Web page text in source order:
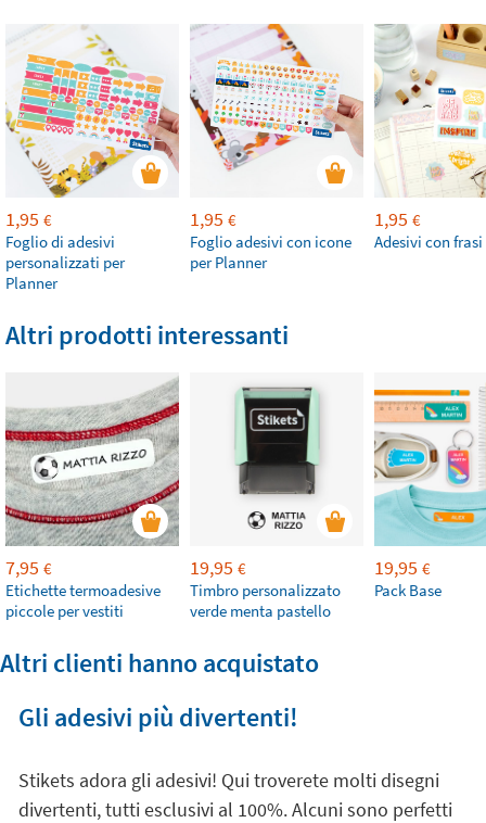
1,95 €
Foglio di adesivi
personalizzati per
Planner
1,95 €
Foglio adesivi con icone
per Planner
1,95 €
Adesivi con frasi
Altri prodotti interessanti
7,95 €
Etichette termoadesive
piccole per vestiti
19,95 €
Timbro personalizzato
verde menta pastello
19,95 €
Pack Base
Altri clienti hanno acquistato
Gli adesivi più divertenti!
Stikets adora gli adesivi! Qui troverete molti disegni
divertenti, tutti esclusivi al 100%. Alcuni sono perfetti